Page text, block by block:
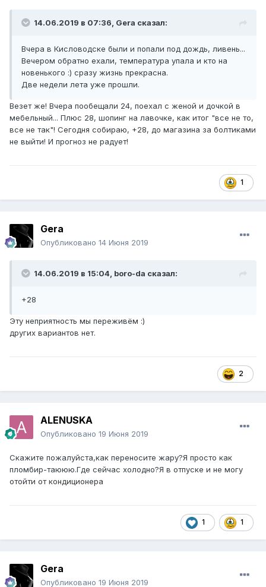
14.06.2019 в 07:36, Gera сказал:
Вчера в Кисловодске были и попали под дождь, ливень...
Вечером обратно ехали, температура упала и кто на
новенького :) сразу жизнь прекрасна.
Две недели лета уже прошли.
Везет же! Вчера пообещали 24, поехал с женой и дочкой в
мебельный... Плюс 28, шопинг на лавочке, как итог "все не то,
все не так"! Сегодня собираю, +28, до магазина за болтиками
не выйти! И прогноз не радует!
1
Gera
Опубликовано 14 Июня 2019
14.06.2019 в 15:04, boro-da сказал:
+28
Эту неприятность мы переживём :)
других вариантов нет.
2
ALENUSKA
Опубликовано 19 Июня 2019
Скажите пожалуйста,как переносите жару?Я просто как
пломбир-таююю.Где сейчас холодно?Я в отпуске и не могу
отойти от кондиционера
1 1
Gera
Опубликовано 19 Июня 2019